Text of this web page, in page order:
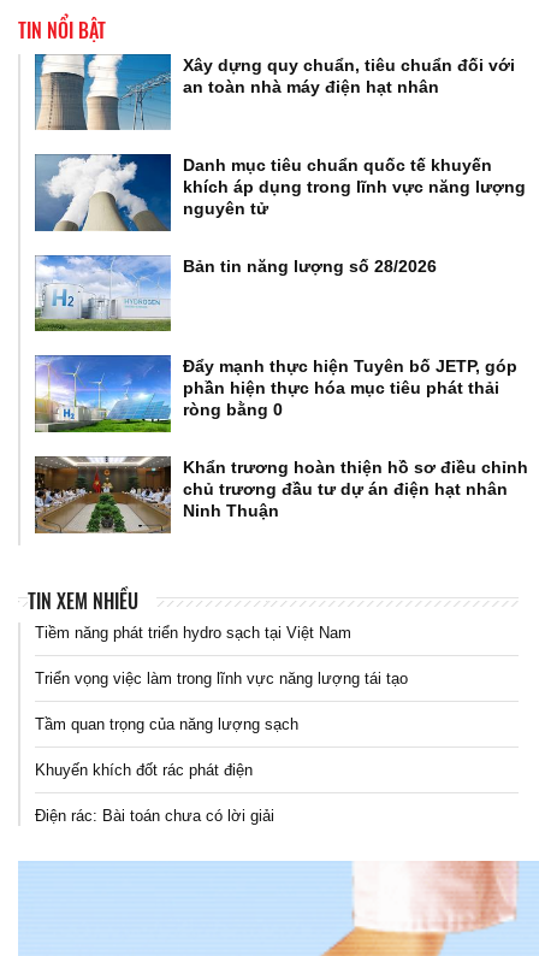
TIN NỔI BẬT
Xây dựng quy chuẩn, tiêu chuẩn đối với
an toàn nhà máy điện hạt nhân
Danh mục tiêu chuẩn quốc tế khuyến
khích áp dụng trong lĩnh vực năng lượng
nguyên tử
Bản tin năng lượng số 28/2026
Đẩy mạnh thực hiện Tuyên bố JETP, góp
phần hiện thực hóa mục tiêu phát thải
ròng bằng 0
Khẩn trương hoàn thiện hồ sơ điều chỉnh
chủ trương đầu tư dự án điện hạt nhân
Ninh Thuận
TIN XEM NHIỀU
Tiềm năng phát triển hydro sạch tại Việt Nam
Triển vọng việc làm trong lĩnh vực năng lượng tái tạo
Tầm quan trọng của năng lượng sạch
Khuyến khích đốt rác phát điện
Điện rác: Bài toán chưa có lời giải